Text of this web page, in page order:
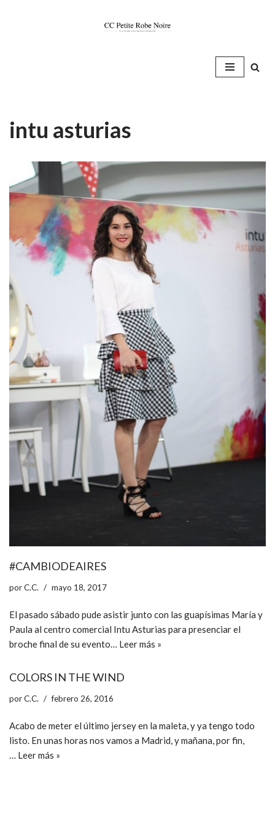
intu asturias
#CAMBIODEAIRES
porC.C. mayo 18, 2017
El pasado sábado pude asistir junto con las guapísimas María y
Paula al centro comercial Intu Asturias para presenciar el
broche final de su evento… Leer más »
COLORS IN THE WIND
porC.C. febrero 26, 2016
Acabo de meter el último jersey en la maleta, y ya tengo todo
listo. En unas horas nos vamos a Madrid, y mañana, por fin,
… Leer más »